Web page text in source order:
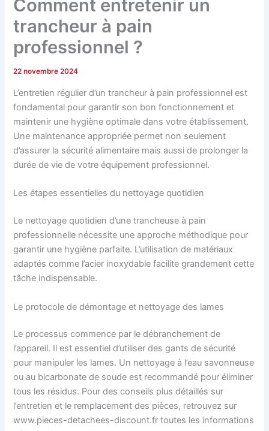
Comment entretenir un
trancheur à pain
professionnel ?
22 novembre 2024
L’entretien régulier d’un trancheur à pain professionnel est
fondamental pour garantir son bon fonctionnement et
maintenir une hygiène optimale dans votre établissement.
Une maintenance appropriée permet non seulement
d’assurer la sécurité alimentaire mais aussi de prolonger la
durée de vie de votre équipement professionnel.
Les étapes essentielles du nettoyage quotidien
Le nettoyage quotidien d’une trancheuse à pain
professionnelle nécessite une approche méthodique pour
garantir une hygiène parfaite. L’utilisation de matériaux
adaptés comme l’acier inoxydable facilite grandement cette
tâche indispensable.
Le protocole de démontage et nettoyage des lames
Le processus commence par le débranchement de
l’appareil. Il est essentiel d’utiliser des gants de sécurité
pour manipuler les lames. Un nettoyage à l’eau savonneuse
ou au bicarbonate de soude est recommandé pour éliminer
tous les résidus. Pour des conseils plus détaillés sur
l’entretien et le remplacement des pièces, retrouvez sur
www.pieces-detachees-discount.fr toutes les informations